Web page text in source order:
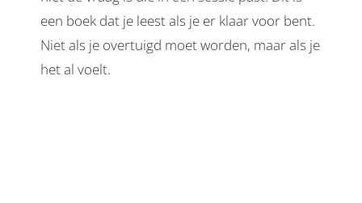
een boek dat je leest als je er klaar voor bent.
Niet als je overtuigd moet worden, maar als je
het al voelt.